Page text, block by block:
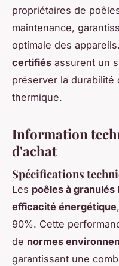
propriétaires de
maintenance,
optimale des
certifiés assurent un
préserver la
thermique.
Information
d'achat
Spécifications
Les poêles à granulés
efficacité énergétique
90%. Cette
de normes
garantissant une